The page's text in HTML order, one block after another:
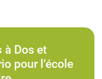
à Dos et
pour l’école